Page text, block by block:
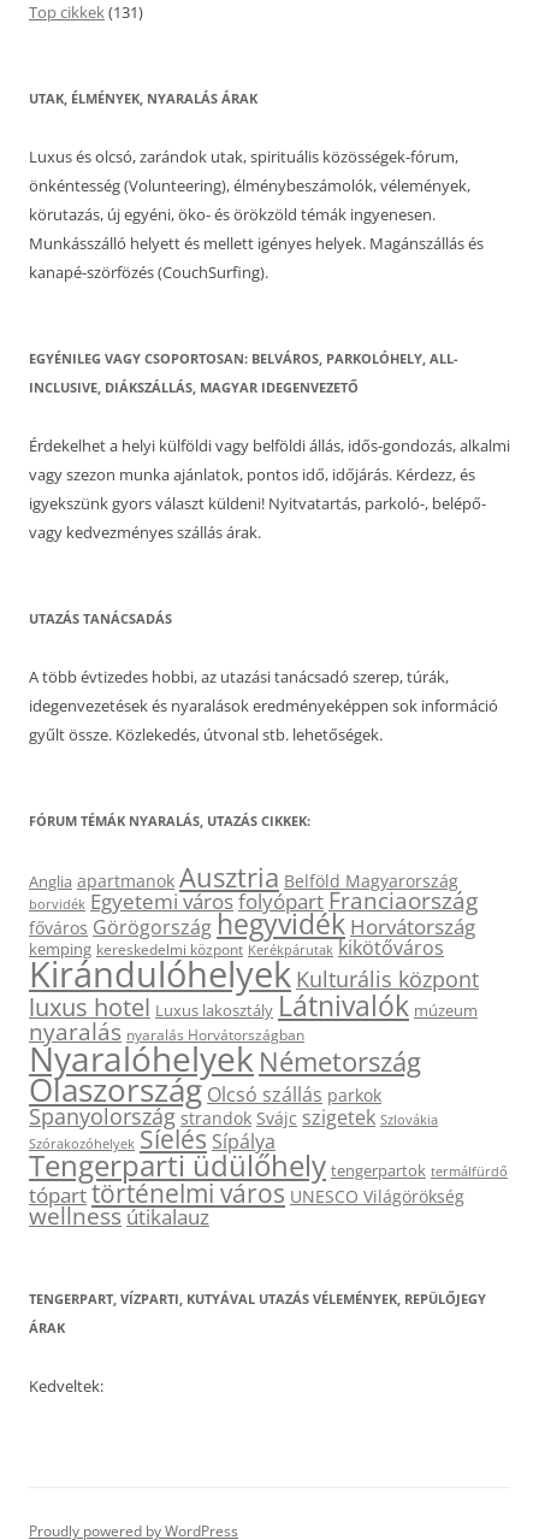
Top cikkek(131)
UTAK, ÉLMÉNYEK, NYARALÁS ÁRAK
Luxus és olcsó, zarándok utak, spirituális közösségek-fórum,
önkéntesség (Volunteering), élménybeszámolók, vélemények,
körutazás, új egyéni, öko- és örökzöld témák ingyenesen.
Munkásszálló helyett és mellett igényes helyek. Magánszállás és
kanapé-szörfözés (CouchSurfing).
EGYÉNILEG VAGY CSOPORTOSAN: BELVÁROS, PARKOLÓHELY, ALL-
INCLUSIVE, DIÁKSZÁLLÁS, MAGYAR IDEGENVEZETŐ
Érdekelhet a helyi külföldi vagy belföldi állás, idős-gondozás, alkalmi
vagy szezon munka ajánlatok, pontos idő, időjárás. Kérdezz, és
igyekszünk gyors választ küldeni! Nyitvatartás, parkoló-, belépő-
vagy kedvezményes szállás árak.
UTAZÁS TANÁCSADÁS
A több évtizedes hobbi, az utazási tanácsadó szerep, túrák,
idegenvezetések és nyaralások eredményeképpen sok információ
gyűlt össze. Közlekedés, útvonal stb. lehetőségek.
FÓRUM TÉMÁK NYARALÁS, UTAZÁS CIKKEK:
Anglia apartmanok Ausztria Belföld Magyarország
borvidék Egyetemi városfolyópartFranciaország
főváros Görögországhegyvidék Horvátország
kemping kereskedelmi központ Kerékpárutak kikötőváros
Kirándulóhelyek Kulturális központ
luxus hotel Luxus lakosztály Látnivalók múzeum
nyaralás nyaralás Horvátországban
Nyaralóhelyek Németország
Olaszország Olcsó szállás parkok
Spanyolország strandok Svájc szigetek Szlovákia
Szórakozóhelyek Síelés Sípálya
Tengerparti üdülőhely tengerpartok termálfürdő
tóparttörténelmi város UNESCO Világörökség
wellnessútikalauz
TENGERPART, VÍZPARTI, KUTYÁVAL UTAZÁS VÉLEMÉNYEK, REPÜLŐJEGY
ÁRAK
Kedveltek:
Proudly powered by WordPress